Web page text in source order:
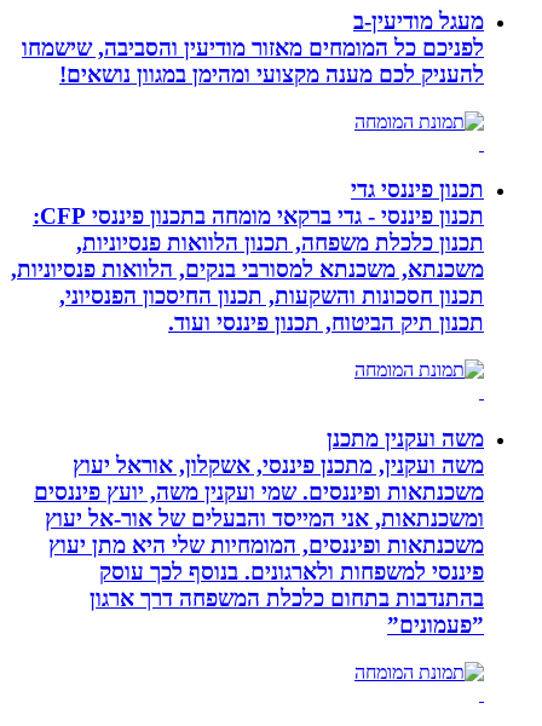
מעגל מודיעין-ב
לפניכם כל המומחים מאזור מודיעין והסביבה, שישמחו
להעניק לכם מענה מקצועי ומהימן במגוון נושאים!
תכנון פיננסי גדי
תכנון פיננסי - גדי ברקאי מומחה בתכנון פיננסי CFP:
תכנון כלכלת משפחה, תכנון הלוואות פנסיוניות,
משכנתא, משכנתא למסורבי בנקים, הלוואות פנסיוניות,
תכנון חסכונות והשקעות, תכנון החיסכון הפנסיוני,
תכנון תיק הביטוח, תכנון פיננסי ועוד.
משה ועקנין מתכנן
משה ועקנין, מתכנן פיננסי, אשקלון, אוראל יעוץ
משכנתאות ופיננסים. שמי ועקנין משה, יועץ פיננסים
ומשכנתאות, אני המייסד והבעלים של אור-אל יעוץ
משכנתאות ופיננסים, המומחיות שלי היא מתן יעוץ
פיננסי למשפחות ולארגונים. בנוסף לכך עוסק
בהתנדבות בתחום כלכלת המשפחה דרך ארגון
”פעמונים”